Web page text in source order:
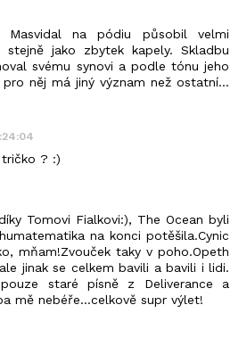
na pódiu působil velmi
stejně jako zbytek kapely. Skladbu
svému synovi a podle tónu jeho
něj má jiný význam než ostatní...
? :)
Tomovi Fialkovi:), The Ocean byli
na konci potěšila.Cynic
mňam!Zvouček taky v poho.Opeth
jinak se celkem bavili a bavili i lidi.
staré písně z Deliverance a
mě nebéře...celkově supr výlet!